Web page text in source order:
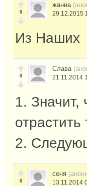
0
жанна
29.12.2015
Из Наших
0
Слава
21.11.2014
1. Значит,
2.
0
соня
13.11.2014